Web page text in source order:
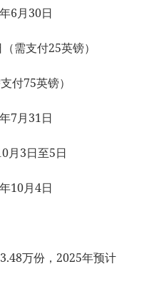
6月30日
需支付25英镑）
付75英镑）
7月31日
月3日至5日
10月4日
万份，2025年预计